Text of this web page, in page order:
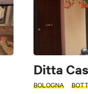
Ditta
BOLOGNA